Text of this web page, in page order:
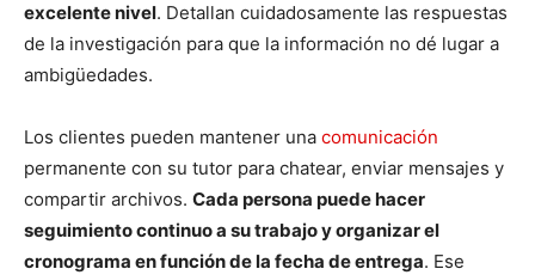
excelente nivel. Detallan cuidadosamente las respuestas
de la investigación para que la información no dé lugar a
ambigüedades.
Los clientes pueden mantener una comunicación
permanente con su tutor para chatear, enviar mensajes y
compartir archivos. Cada persona puede hacer
seguimiento continuo a su trabajo y organizar el
cronograma en función de la fecha de entrega. Ese